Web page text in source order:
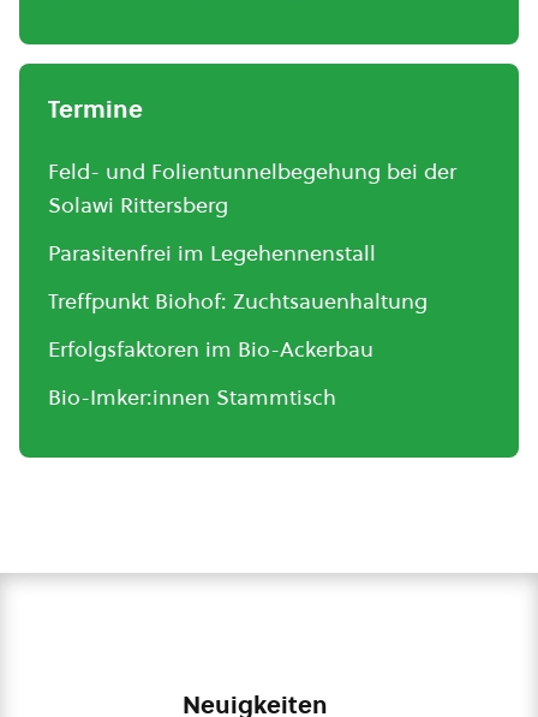
Termine
Feld- und Folientunnelbegehung bei der
Solawi Rittersberg
Parasitenfrei im Legehennenstall
Treffpunkt Biohof: Zuchtsauenhaltung
Erfolgsfaktoren im Bio-Ackerbau
Bio-Imker:innen Stammtisch
Neuigkeiten